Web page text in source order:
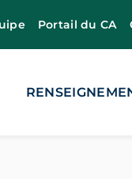
Portail du CA